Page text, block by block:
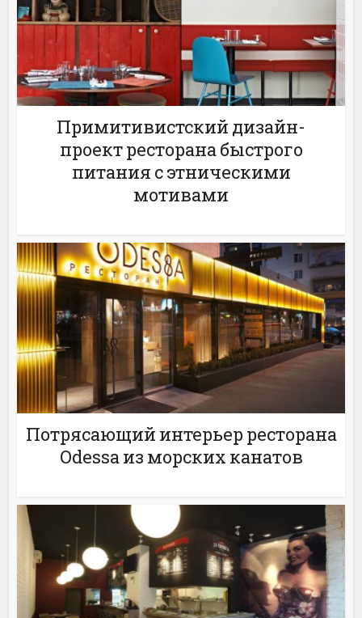
Примитивистский дизайн-
проект ресторана быстрого
питания с этническими
мотивами
Потрясающий интерьер ресторана
Odessa из морских канатов